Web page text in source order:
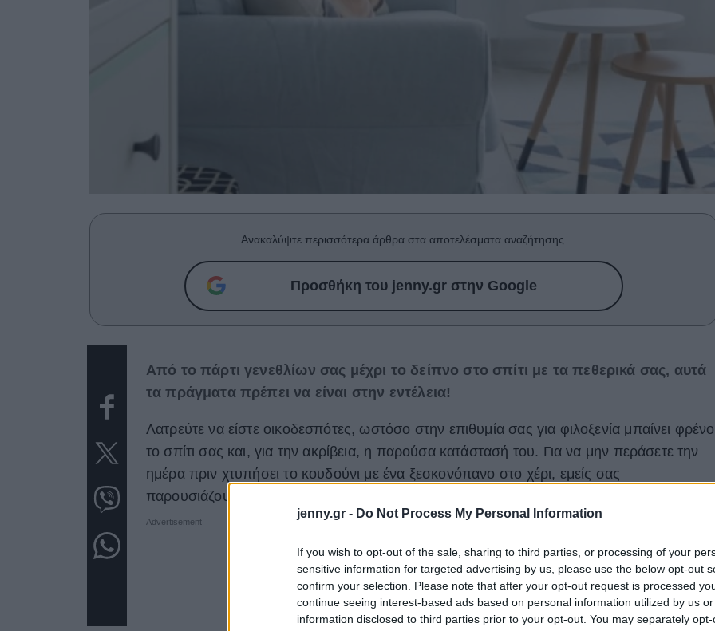
jenny.gr - Do Not Process My Personal Information
If you wish to opt-out of the sale, sharing to third parties, or processing of your
sensitive information for targeted advertising by us, please use the below opt-out
confirm your selection. Please note that after your opt-out request is processed
continue seeing interest-based ads based on personal information utilized by us
information disclosed to third parties prior to your opt-out. You may separately
Ανακαλύψτε περισσότερα άρθρα στα αποτελέσματα αναζήτησης.
Προσθήκη του jenny.gr στην Google
Από το πάρτι γενεθλίων σας μέχρι το δείπνο στο σπίτι με τα πεθερικά σας, αυτά
τα πράγματα πρέπει να είναι στην εντέλεια!
Λατρεύτε να είστε οικοδεσπότες, ωστόσο στην επιθυμία σας για φιλοξενία μπαίνει φρένο
το σπίτι σας και, για την ακρίβεια, η παρούσα κατάστασή του. Για να μην περάσετε την
ημέρα πριν χτυπήσει το κουδούνι με ένα ξεσκονόπανο στο χέρι, εμείς σας
παρουσιάζουμε ποια πράγματα πρέπει να προσέξετε όταν καλείτε κόσμο στο σπίτι.